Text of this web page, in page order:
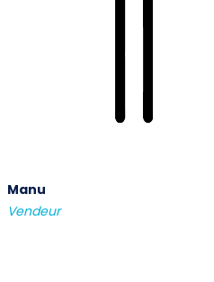
Manu
Vendeur